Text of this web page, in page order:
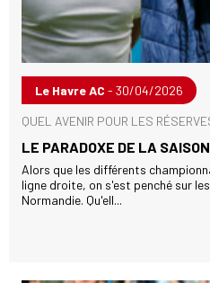
Le Havre AC - 30/04/2026
QUEL AVENIR POUR LES
LE PARADOXE DE LA
Alors que les différents
ligne droite, on s'est penché sur
Normandie. Qu'ell...